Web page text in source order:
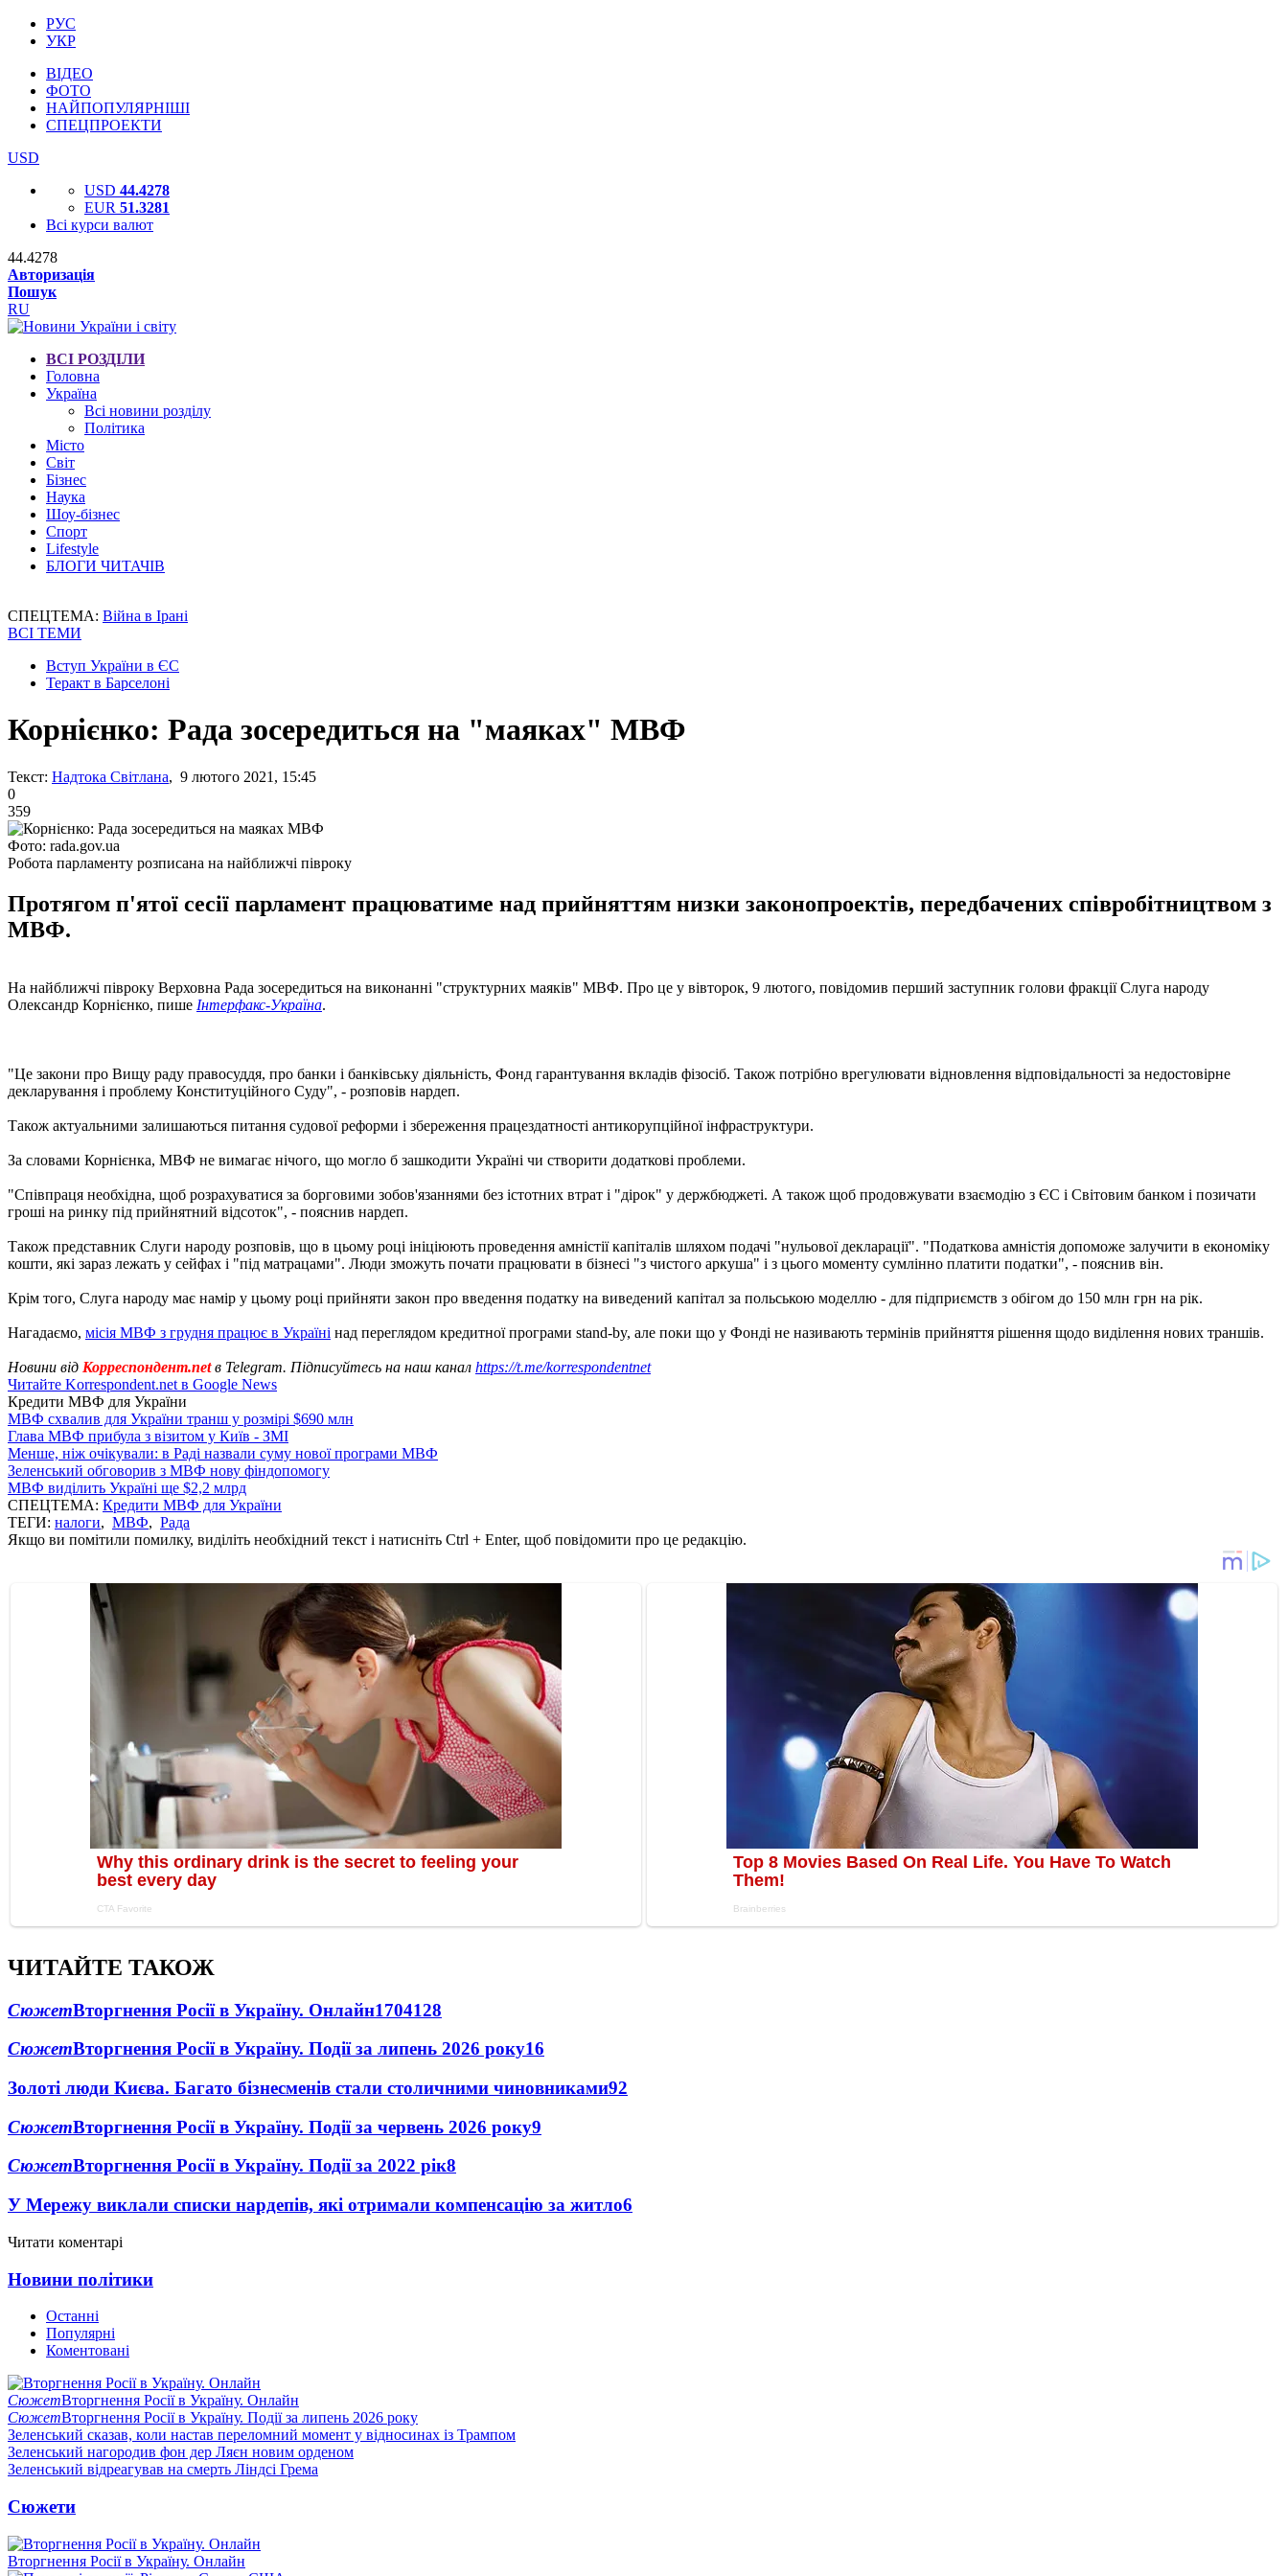
РУС
УКР
ВІДЕО
ФОТО
НАЙПОПУЛЯРНІШІ
СПЕЦПРОЕКТИ
USD
USD 44.4278
EUR 51.3281
Всі курси валют
44.4278
Авторизація
Пошук
RU
ВСІ РОЗДІЛИ
Головна
Україна
Всі новини розділу
Політика
Місто
Світ
Бізнес
Наука
Шоу-бізнес
Спорт
Lifestyle
БЛОГИ ЧИТАЧІВ
СПЕЦТЕМА: Війна в Ірані
ВСІ ТЕМИ
Вступ України в ЄС
Теракт в Барселоні
Корнієнко: Рада зосередиться на "маяках" МВФ
Текст: Надтока Світлана, 9 лютого 2021, 15:45
0
359
Фото: rada.gov.ua
Робота парламенту розписана на найближчі півроку
Протягом п'ятої сесії парламент працюватиме над прийняттям низки законопроектів, передбачених співробітництвом з
МВФ.
На найближчі півроку Верховна Рада зосередиться на виконанні "структурних маяків" МВФ. Про це у вівторок, 9 лютого, повідомив перший заступник голови фракції Слуга народу
Олександр Корнієнко, пише Інтерфакс-Україна.
"Це закони про Вищу раду правосуддя, про банки і банківську діяльність, Фонд гарантування вкладів фізосіб. Також потрібно врегулювати відновлення відповідальності за недостовірне
декларування і проблему Конституційного Суду", - розповів нардеп.
Також актуальними залишаються питання судової реформи і збереження працездатності антикорупційної інфраструктури.
За словами Корнієнка, МВФ не вимагає нічого, що могло б зашкодити Україні чи створити додаткові проблеми.
"Співпраця необхідна, щоб розрахуватися за борговими зобов'язаннями без істотних втрат і "дірок" у держбюджеті. А також щоб продовжувати взаємодію з ЄС і Світовим банком і позичати
гроші на ринку під прийнятний відсоток", - пояснив нардеп.
Також представник Слуги народу розповів, що в цьому році ініціюють проведення амністії капіталів шляхом подачі "нульової декларації". "Податкова амністія допоможе залучити в економіку
кошти, які зараз лежать у сейфах і "під матрацами". Люди зможуть почати працювати в бізнесі "з чистого аркуша" і з цього моменту сумлінно платити податки", - пояснив він.
Крім того, Слуга народу має намір у цьому році прийняти закон про введення податку на виведений капітал за польською моделлю - для підприємств з обігом до 150 млн грн на рік.
Нагадаємо, місія МВФ з грудня працює в Україні над переглядом кредитної програми stand-by, але поки що у Фонді не називають термінів прийняття рішення щодо виділення нових траншів.
Новини від Корреспондент.netв Telegram. Підписуйтесь на наш канал https://t.me/korrespondentnet
Читайте Korrespondent.net в Google News
Кредити МВФ для України
МВФ схвалив для України транш у розмірі $690 млн
Глава МВФ прибула з візитом у Київ - ЗМІ
Менше, ніж очікували: в Раді назвали суму нової програми МВФ
Зеленський обговорив з МВФ нову фіндопомогу
МВФ виділить Україні ще $2,2 млрд
СПЕЦТЕМА: Кредити МВФ для України
ТЕГИ: налоги, МВФ, Рада
Якщо ви помітили помилку, виділіть необхідний текст і натисніть Ctrl + Enter, щоб повідомити про це редакцію.
ЧИТАЙТЕ ТАКОЖ
СюжетВторгнення Росії в Україну. Онлайн1704128
СюжетВторгнення Росії в Україну. Події за липень 2026 року16
Золоті люди Києва. Багато бізнесменів стали столичними чиновниками92
СюжетВторгнення Росії в Україну. Події за червень 2026 року9
СюжетВторгнення Росії в Україну. Події за 2022 рік8
У Мережу виклали списки нардепів, які отримали компенсацію за житло6
Читати коментарі
Новини політики
Останні
Популярні
Коментовані
СюжетВторгнення Росії в Україну. Онлайн
СюжетВторгнення Росії в Україну. Події за липень 2026 року
Зеленський сказав, коли настав переломний момент у відносинах із Трампом
Зеленський нагородив фон дер Ляєн новим орденом
Зеленський відреагував на смерть Ліндсі Грема
Сюжети
Вторгнення Росії в Україну. Онлайн